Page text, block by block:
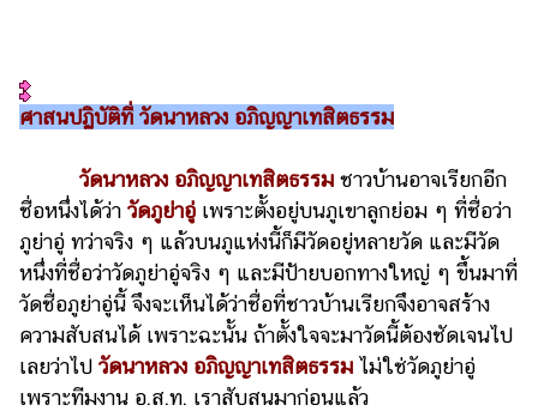
ศาสนปฏิบัติที่ วัดนาหลวง อภิญญาเทสิตธรรม
วัดนาหลวง อภิญญาเทสิตธรรม ชาวบ้านอาจเรียกอีก
ชื่อหนึ่งได้ว่า วัดภูย่าอู่ เพราะตั้งอยู่บนภูเขาลูกย่อม ๆ ที่ชื่อว่า
ภูย่าอู่ ทว่าจริง ๆ แล้วบนภูแห่งนี้ก็มีวัดอยู่หลายวัด และมีวัด
หนึ่งที่ชื่อว่าวัดภูย่าอู่จริง ๆ และมีป้ายบอกทางใหญ่ ๆ ขึ้นมาที่
วัดชื่อภูย่าอู่นี้ จึงจะเห็นได้ว่าชื่อที่ชาวบ้านเรียกจึงอาจสร้าง
ความสับสนได้ เพราะฉะนั้น ถ้าตั้งใจจะมาวัดนี้ต้องชัดเจนไป
เลยว่าไป วัดนาหลวง อภิญญาเทสิตธรรม ไม่ใช่วัดภูย่าอู่
เพราะทีมงาน อ.ส.ท. เราสับสนมาก่อนแล้ว